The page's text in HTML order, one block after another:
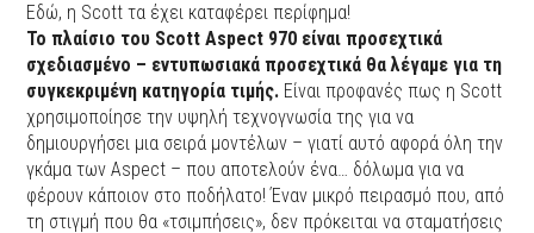
Εδώ, η Scott τα έχει καταφέρει περίφημα!
Το πλαίσιο του Scott Aspect 970 είναι προσεχτικά
σχεδιασμένο – εντυπωσιακά προσεχτικά θα λέγαμε για τη
συγκεκριμένη κατηγορία τιμής. Είναι προφανές πως η Scott
χρησιμοποίησε την υψηλή τεχνογνωσία της για να
δημιουργήσει μια σειρά μοντέλων – γιατί αυτό αφορά όλη την
γκάμα των Aspect – που αποτελούν ένα… δόλωμα για να
φέρουν κάποιον στο ποδήλατο! Έναν μικρό πειρασμό που, από
τη στιγμή που θα «τσιμπήσεις», δεν πρόκειται να σταματήσεις